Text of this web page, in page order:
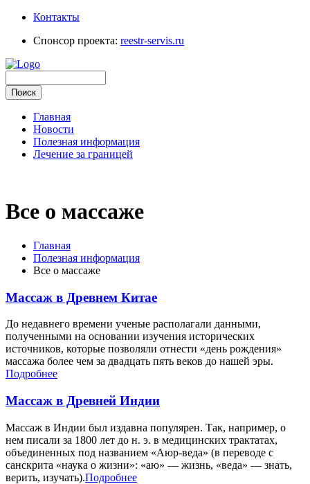
Контакты
Спонсор проекта: reestr-servis.ru
Главная
Новости
Полезная информация
Лечение за границей
Все о массаже
Главная
Полезная информация
Все о массаже
Массаж в Древнем Китае
До недавнего времени ученые располагали данными,
полученными на основании изучения исторических
источников, которые позволяли отнести «день рождения»
массажа более чем за двадцать пять веков до нашей эры.
Подробнее
Массаж в Древней Индии
Массаж в Индии был издавна популярен. Так, например, о
нем писали за 1800 лет до н. э. в медицинских трактатах,
объединенных под названием «Аюр-веда» (в переводе с
санскрита «наука о жизни»: «аю» — жизнь, «веда» — знать,
верить, изучать).Подробнее